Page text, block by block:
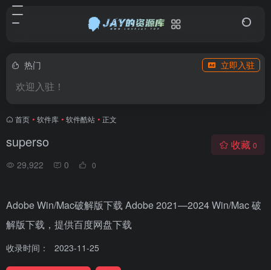
热门 立即入驻
欢迎入驻！
首页 • 软件库 • 软件酷站 • 正文
superso
29,922 0 0
收藏 0
Adobe Win/Mac破解版下载 Adobe 2021—2024 Win/Mac 破
解版下载，提供百度网盘下载
收录时间： 2023-11-25